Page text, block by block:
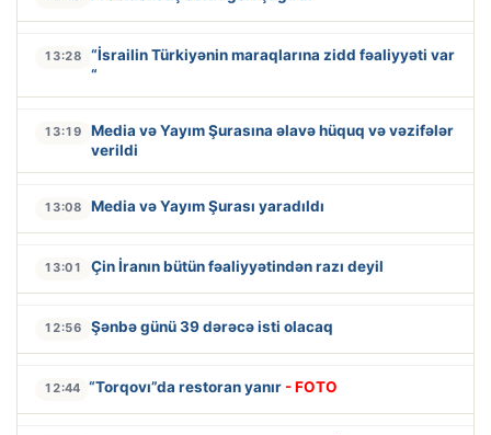
13:28
“İsrailin Türkiyənin maraqlarına zidd fəaliyyəti var
“
13:19
Media və Yayım Şurasına əlavə hüquq və vəzifələr
verildi
13:08 Media və Yayım Şurası yaradıldı
13:01 Çin İranın bütün fəaliyyətindən razı deyil
12:56 Şənbə günü 39 dərəcə isti olacaq
12:44 “Torqovı”da restoran yanır - FOTO